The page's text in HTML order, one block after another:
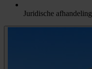
Juridische afhandeling